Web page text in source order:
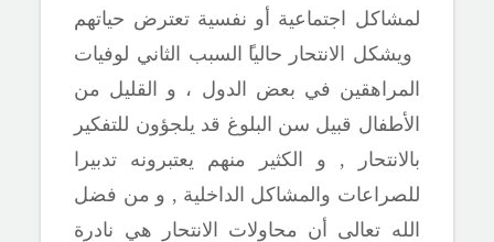
لمشاكل اجتماعية أو نفسية تعترض حياتهم
ويشكل الانتحار حاليا السبب الثاني لوفيات
المراهقين في بعض الدول ، و القليل من
الأطفال قبيل سن البلوغ قد يلجؤون للتفكير
بالانتحار , و الكثير منهم يعتبرونه تدبيرا
للصراعات والمشاكل الداخلية , و من فضل
الله تعالى أن محاولات الانتحار هي نادرة